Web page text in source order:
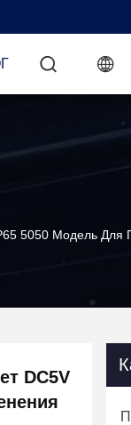
5050 Модель
DC5V